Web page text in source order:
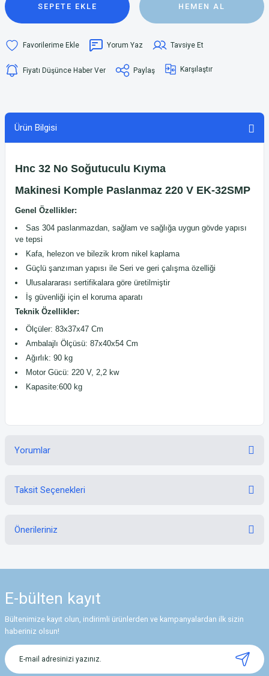
SEPETE EKLE HEMEN AL
Yorum Yaz Tavsiye Et
Fiyatı Düşünce Haber Ver Paylaş Karşılaştır
Ürün Bilgisi
Hnc 32 No Soğutuculu Kıyma
Makinesi Komple Paslanmaz 220 V EK-32SMP
Genel Özellikler:
Sas 304 paslanmazdan, sağlam ve sağlığa uygun gövde yapısı
ve tepsi
Kafa, helezon ve bilezik krom nikel kaplama
Güçlü şanzıman yapısı ile Seri ve geri çalışma özelliği
Ulusalararası sertifikalara göre üretilmiştir
İş güvenliği için el koruma aparatı
Teknik Özellikler:
Ölçüler: 83x37x47 Cm
Ambalajlı Ölçüsü: 87x40x54 Cm
Ağırlık: 90 kg
Motor Gücü: 220 V, 2,2 kw
Kapasite:600 kg
Yorumlar
Taksit Seçenekleri
Önerileriniz
Görüş ve önerileriniz için teşekkür ederiz.
Ürün resmi kalitesiz, bozuk veya görüntülenemiyor.
Ürün açıklamasında eksik bilgiler bulunuyor.
Ürün bilgilerinde hatalar bulunuyor.
E-bülten kayıt
Bültenimize kayıt olun, indirimli ürünlerden ve kampanyalardan ilk sizin
haberiniz olsun!